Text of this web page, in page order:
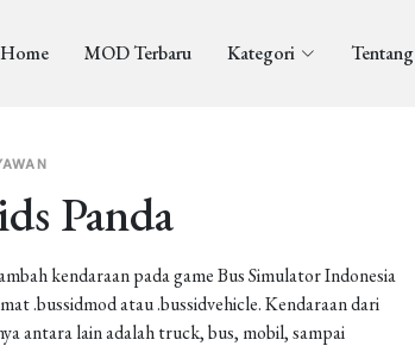
Home MOD Terbaru Kategori Tentang
Panda
kendaraan pada game Bus Simulator Indonesia
.bussidmod atau .bussidvehicle. Kendaraan dari
antara lain adalah truck, bus, mobil, sampai